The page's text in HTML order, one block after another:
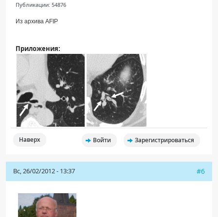
Публикации: 54876
Из архива AFIP
Приложения:
Наверх Войти Зарегистрироваться
Вс, 26/02/2012 - 13:37 #6